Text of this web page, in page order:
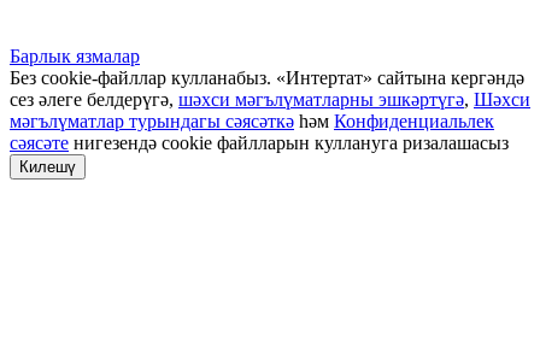
Барлык язмалар
Без cookie-файллар кулланабыз. «Интертат» сайтына кергәндә
сез әлеге белдерүгә, шәхси мәгълүматларны эшкәртүгә, Шәхси
мәгълүматлар турындагы сәясәткә һәм Конфиденциальлек
сәясәте нигезендә cookie файлларын куллануга ризалашасыз
Килешү